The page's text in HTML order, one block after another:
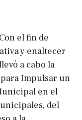
Con el fin de
y enaltecer
a cabo la
Impulsar un
en el
del